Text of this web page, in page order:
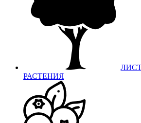
РАСТЕНИЯ